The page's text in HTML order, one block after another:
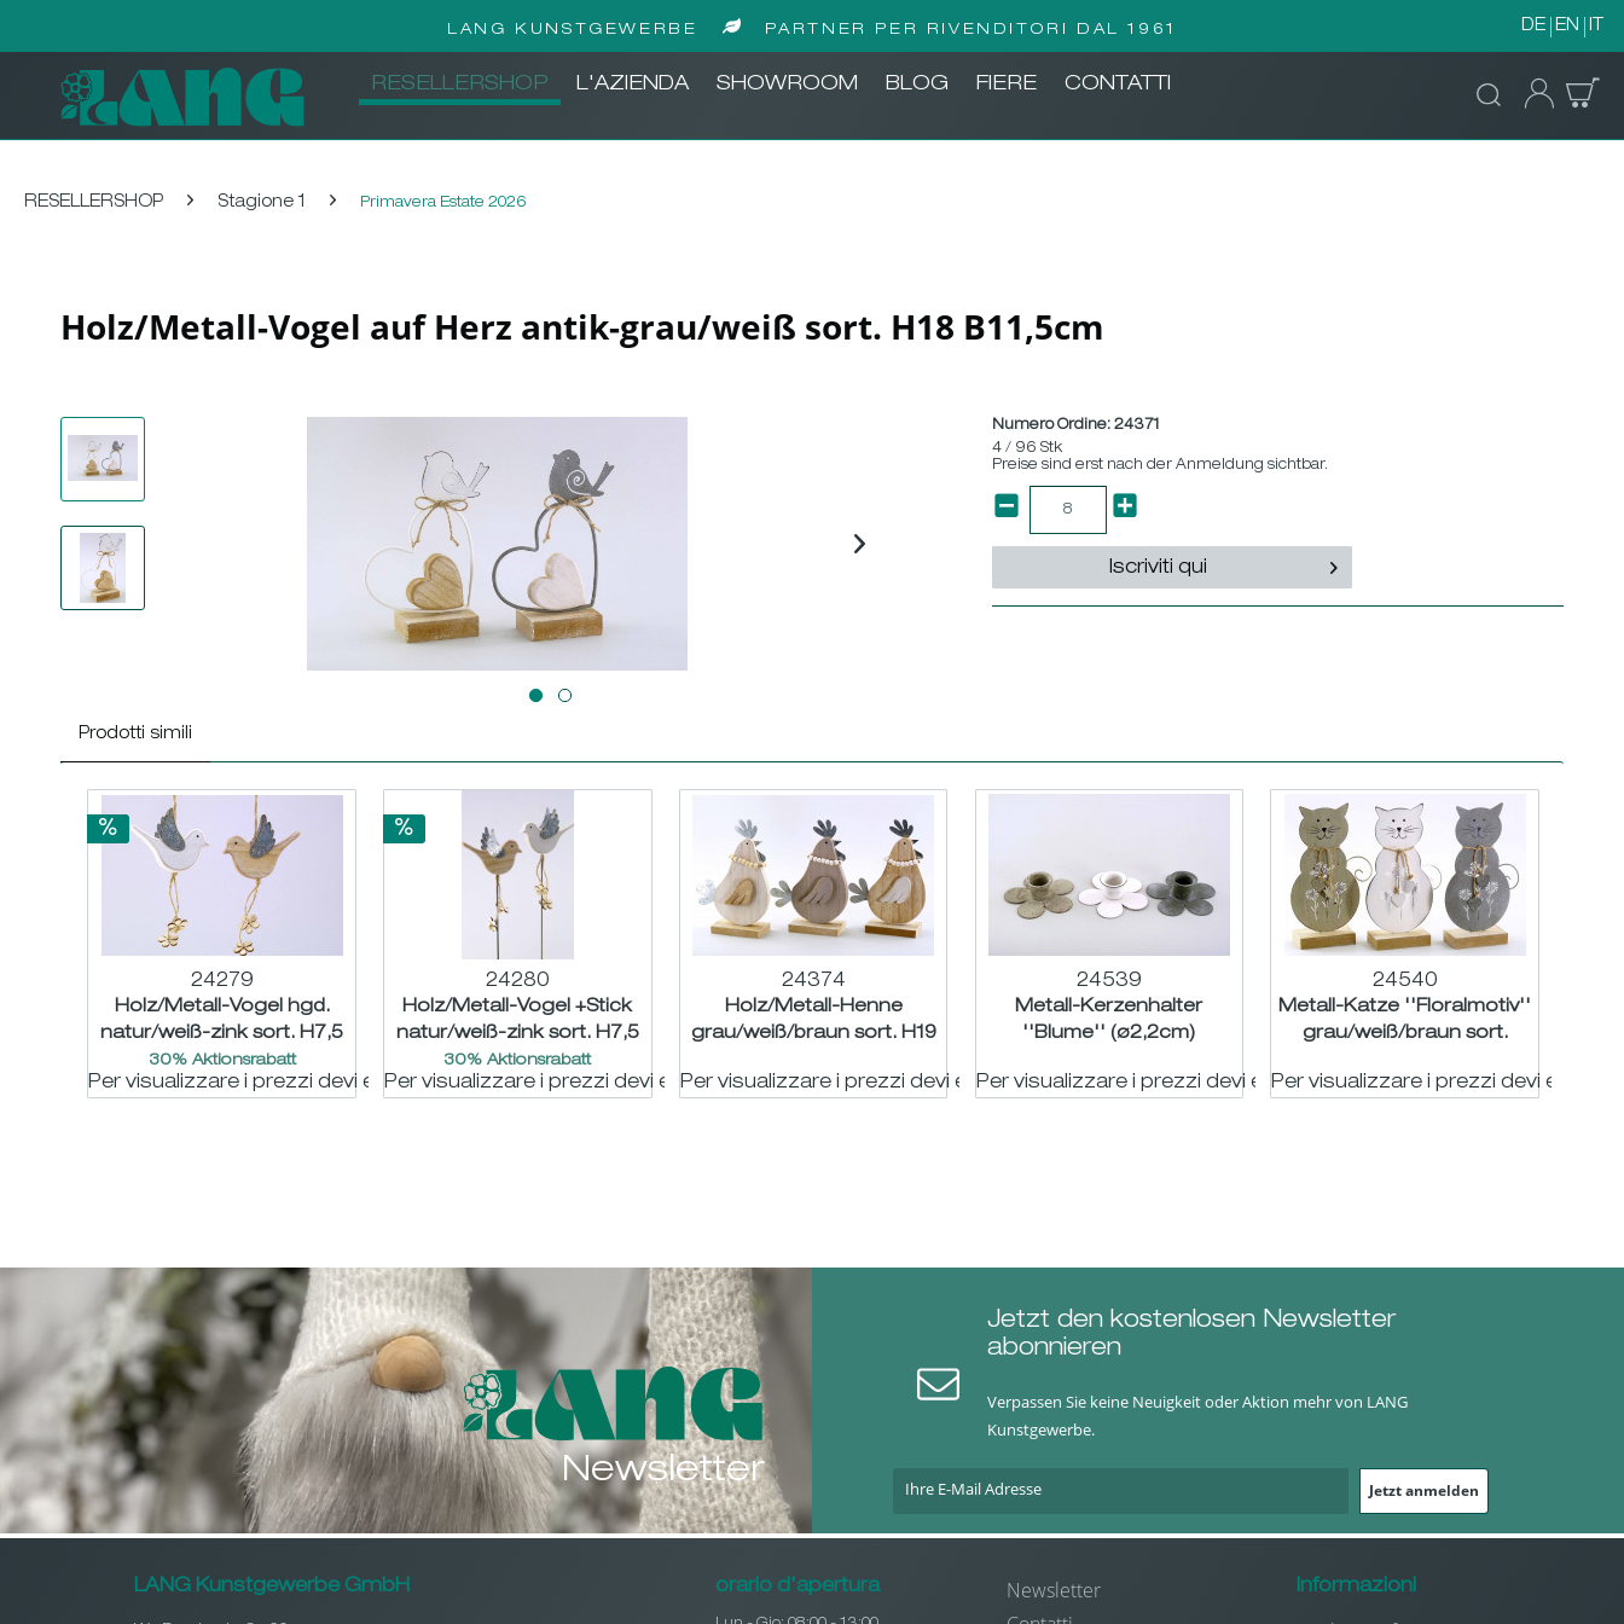
LANG KUNSTGEWERBE PARTNER PER RIVENDITORI DAL 1961 DE EN IT
RESELLERSHOP L'AZIENDA SHOWROOM BLOG FIERE CONTATTI
RESELLERSHOP Stagione 1 Primavera Estate 2026
Holz/Metall-Vogel auf Herz antik-grau/weiß sort. H18 B11,5cm
Numero Ordine:24371
4 / 96 Stk
Preise sind erst nach der Anmeldung sichtbar.
Iscriviti qui
Prodotti simili
24279
Holz/Metall-Vogel hgd.
natur/weiß-zink sort. H7,5
B9,5 L15cm
30% Aktionsrabatt
Per visualizzare i prezzi devi essere registrato
24280
Holz/Metall-Vogel +Stick
natur/weiß-zink sort. H7,5
B9,5 L42cm
30% Aktionsrabatt
Per visualizzare i prezzi devi essere registrato
24374
Holz/Metall-Henne
grau/weiß/braun sort. H19
Per visualizzare i prezzi devi essere registrato
24539
Metall-Kerzenhalter
''Blume'' (ø2,2cm)
Per visualizzare i prezzi devi essere registrato
24540
Metall-Katze ''Floralmotiv''
grau/weiß/braun sort.
Per visualizzare i prezzi devi essere
Newsletter
Jetzt den kostenlosen Newsletter
abonnieren
Verpassen Sie keine Neuigkeit oder Aktion mehr von LANG
Kunstgewerbe.
Jetzt anmelden
LANG Kunstgewerbe GmbH orario d'apertura
Newsletter
Informazioni